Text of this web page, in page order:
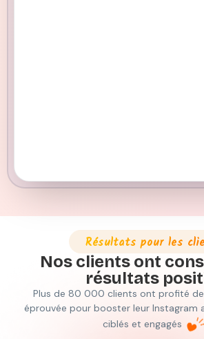
Résultats pour les
Nos clients ont
résultats
Plus de 80 000 clients ont profité
éprouvée pour booster leur Instagram
ciblés et engagés